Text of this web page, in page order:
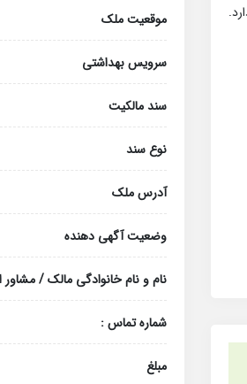
موقعیت ملک
سرویس بهداشتی
سند مالکیت
نوع سند
آدرس ملک
وضعیت آگهی دهنده
نام و نام خانوادگی مالک / مشاور
شماره تماس :
مبلغ